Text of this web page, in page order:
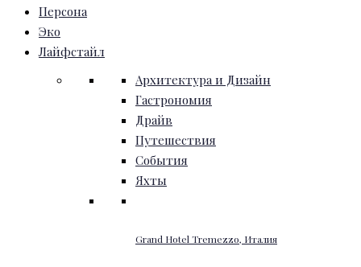
Персона
Эко
Лайфстайл
Архитектура и Дизайн
Гастрономия
Драйв
Путешествия
События
Яхты
Grand Hotel Tremezzo, Италия